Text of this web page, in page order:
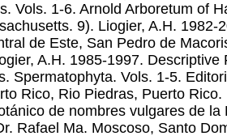
Vols. 1-6. Arnold Arboretum of
9). Liogier, A.H. 1982-
de Este, San Pedro de
A.H. 1985-1997. Descriptive
Spermatophyta. Vols. 1-5.
Rico, Rio Piedras, Puerto Rico.
de nombres vulgares de la
Rafael Ma. Moscoso, Santo